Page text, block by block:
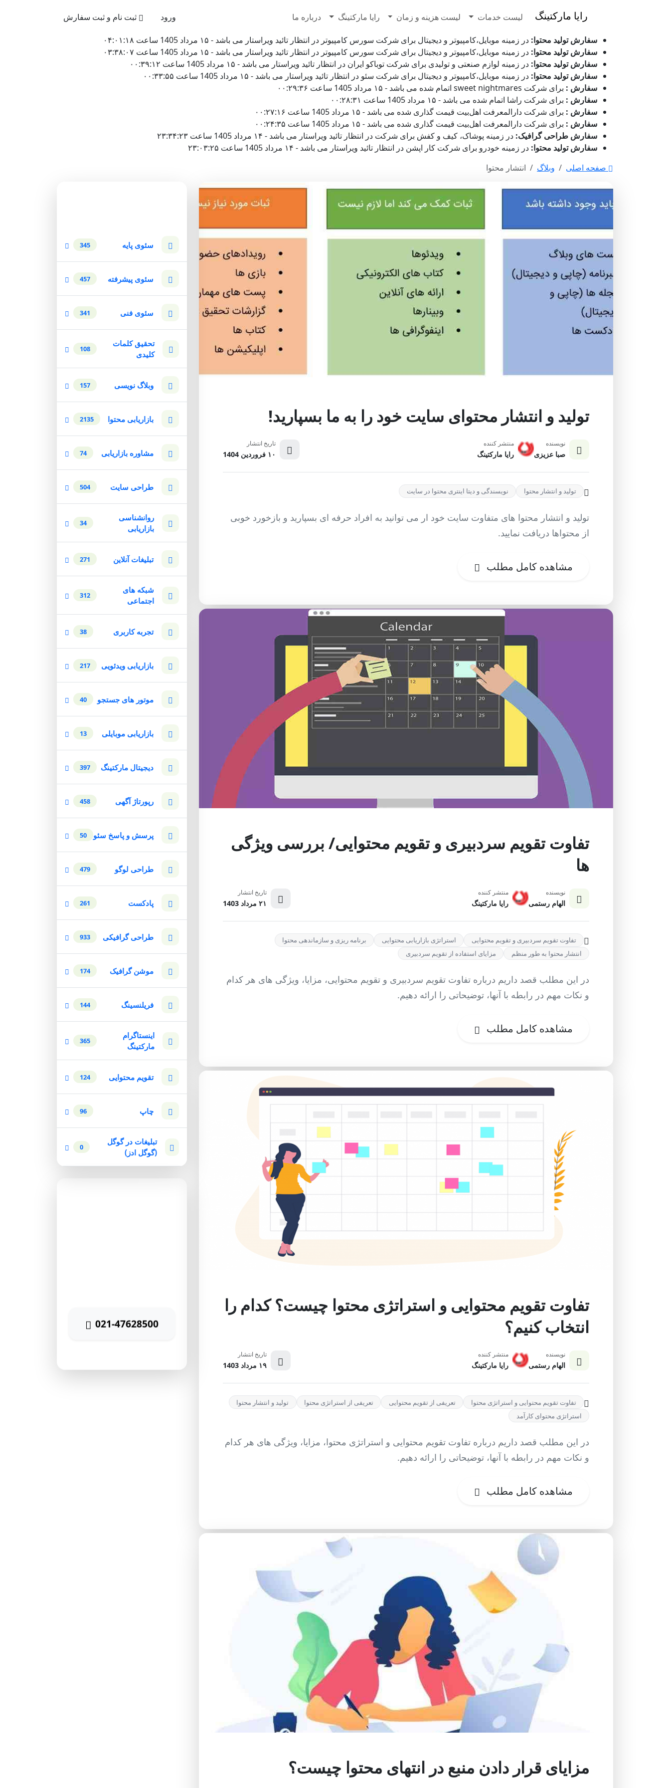
رایا مارکتینگ لیست خدمات لیست هزینه و زمان رایا مارکتینگ درباره ما ورود ثبت نام و ثبت سفارش
سفارش تولید محتوا: در زمینه موبایل،کامپیوتر و دیجیتال برای شرکت سورس کامپیوتر در انتظار تائید ویراستار می باشد - ۱۵ مرداد 1405 ساعت ۰۴:۰۱:۱۸
سفارش تولید محتوا: در زمینه موبایل،کامپیوتر و دیجیتال برای شرکت سورس کامپیوتر در انتظار تائید ویراستار می باشد - ۱۵ مرداد 1405 ساعت ۰۳:۳۸:۰۷
سفارش تولید محتوا: در زمینه لوازم صنعتی و تولیدی برای شرکت توباکو ایران در انتظار تائید ویراستار می باشد - ۱۵ مرداد 1405 ساعت ۰۰:۳۹:۱۲
سفارش تولید محتوا: در زمینه موبایل،کامپیوتر و دیجیتال برای شرکت سئو در انتظار تائید ویراستار می باشد - ۱۵ مرداد 1405 ساعت ۰۰:۳۳:۵۵
سفارش : برای شرکت sweet nightmares اتمام شده می باشد - ۱۵ مرداد 1405 ساعت ۰۰:۲۹:۳۶
سفارش : برای شرکت راشا اتمام شده می باشد - ۱۵ مرداد 1405 ساعت ۰۰:۲۸:۳۱
سفارش : برای شرکت دارالمعرفت اهل‌بیت قیمت گذاری شده می باشد - ۱۵ مرداد 1405 ساعت ۰۰:۲۷:۱۶
سفارش : برای شرکت دارالمعرفت اهل‌بیت قیمت گذاری شده می باشد - ۱۵ مرداد 1405 ساعت ۰۰:۲۴:۳۵
سفارش طراحی گرافیک: در زمینه پوشاک، کیف و کفش برای شرکت در انتظار تائید ویراستار می باشد - ۱۴ مرداد 1405 ساعت ۲۳:۳۴:۲۳
سفارش تولید محتوا: در زمینه خودرو برای شرکت کار اپشن در انتظار تائید ویراستار می باشد - ۱۴ مرداد 1405 ساعت ۲۳:۰۳:۲۵
صفحه اصلی
وبلاگ انتشار محتوا
تولید و انتشار محتوای سایت خود را به ما بسپارید!
نویسنده
صبا عزیزی
منتشر کننده
رایا مارکتینگ
تاریخ انتشار
۱۰ فروردین 1404
تولید و انتشار محتوا نویسندگی و دیتا اینتری محتوا در سایت
تولید و انتشار محتوا های متفاوت سایت خود ار می توانید به افراد حرفه ای بسپارید و بازخورد خوبی
از محتواها دریافت نمایید.
مشاهده کامل مطلب
تفاوت تقویم سردبیری و تقویم محتوایی/ بررسی ویژگی
ها
نویسنده
الهام رستمی
منتشر کننده
رایا مارکتینگ
تاریخ انتشار
۲۱ مرداد 1403
تفاوت تقویم سردبیری و تقویم محتوایی استراتژی بازاریابی محتوایی
برنامه ریزی و سازماندهی محتوا
انتشار محتوا به طور منظم
مزایای استفاده از تقویم سردبیری
در این مطلب قصد داریم درباره تفاوت تقویم سردبیری و تقویم محتوایی، مزایا، ویژگی های هر کدام
و نکات مهم در رابطه با آنها، توضیحاتی را ارائه دهیم.
مشاهده کامل مطلب
تفاوت تقویم محتوایی و استراتژی محتوا چیست؟ کدام را
انتخاب کنیم؟
نویسنده
الهام رستمی
منتشر کننده
رایا مارکتینگ
تاریخ انتشار
۱۹ مرداد 1403
تفاوت تقویم محتوایی و استراتژی محتوا تعریفی از تقویم محتوایی تعریفی از استراتژی محتوا
تولید و انتشار محتوا
استراتژی محتوای کارآمد
در این مطلب قصد داریم درباره تفاوت تقویم محتوایی و استراتژی محتوا، مزایا، ویژگی های هر کدام
و نکات مهم در رابطه با آنها، توضیحاتی را ارائه دهیم.
مشاهده کامل مطلب
مزایای قرار دادن منبع در انتهای محتوا چیست؟
سئوی پایه 345
سئوی پیشرفته 457
سئوی فنی 341
تحقیق کلمات
کلیدی
108
وبلاگ نویسی 157
بازاریابی محتوا 2135
مشاوره بازاریابی 74
طراحی سایت 504
روانشناسی
بازاریابی
34
تبلیغات آنلاین 271
شبکه های
اجتماعی
312
تجربه کاربری 38
بازاریابی ویدئویی 217
موتور های جستجو 40
بازاریابی موبایلی 13
دیجیتال مارکتینگ 397
رپورتاژ آگهی 458
پرسش و پاسخ سئو 50
طراحی لوگو 479
پادکست 261
طراحی گرافیکی 933
موشن گرافیک 174
فریلنسینگ 144
اینستاگرام
مارکتینگ
365
تقویم محتوایی 124
چاپ 96
تبلیغات در گوگل
(گوگل ادز)
0
021-47628500